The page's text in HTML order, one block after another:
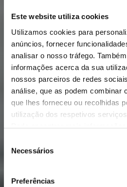
Este website utiliza cookies
Utilizamos cookies para
anúncios, fornecer
analisar o nosso tráfego.
informações acerca da sua
nossos parceiros de redes
análise, que as podem combinar
que lhes forneceu ou recolhidas
utilização dos respetivos
Pode encontrar mais
Cliqueaquipara ir para a
Necessários
Preferências